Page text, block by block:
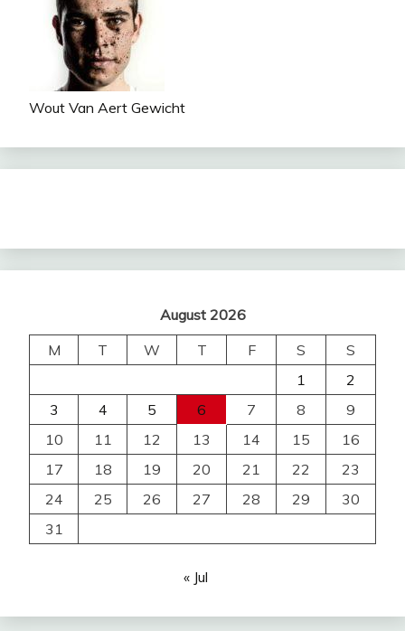
Wout Van Aert Gewicht
August 2026
M
T W T F S
S
1
2
3
4 5 6 7 8
9
10
11 12 13 14 15
16
17
18 19 20 21 22
23
24
25 26 27 28 29
30
31
« Jul